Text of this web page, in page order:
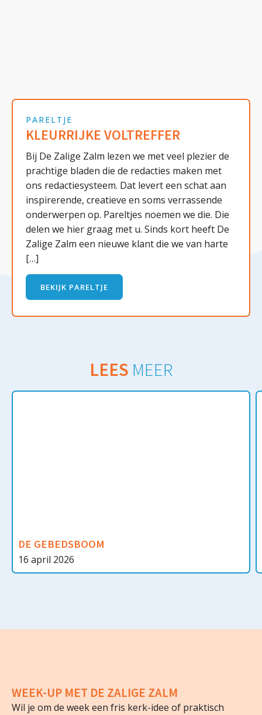
PARELTJE
KLEURRIJKE VOLTREFFER
Bij De Zalige Zalm lezen we met veel plezier de
prachtige bladen die de redacties maken met
ons redactiesysteem. Dat levert een schat aan
inspirerende, creatieve en soms verrassende
onderwerpen op. Pareltjes noemen we die. Die
delen we hier graag met u. Sinds kort heeft De
Zalige Zalm een nieuwe klant die we van harte
[…]
BEKIJK PARELTJE
LEES MEER
DE GEBEDSBOOM
16 april 2026
WEEK-UP MET DE ZALIGE ZALM
Wil je om de week een fris kerk-idee of praktisch